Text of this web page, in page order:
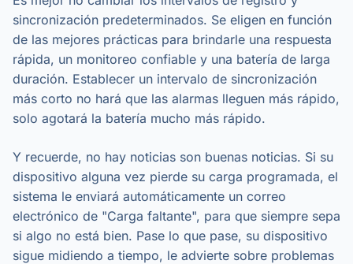
sincronización predeterminados. Se eligen en función
de las mejores prácticas para brindarle una respuesta
rápida, un monitoreo confiable y una batería de larga
duración. Establecer un intervalo de sincronización
más corto no hará que las alarmas lleguen más rápido,
solo agotará la batería mucho más rápido.
Y recuerde, no hay noticias son buenas noticias. Si su
dispositivo alguna vez pierde su carga programada, el
sistema le enviará automáticamente un correo
electrónico de "Carga faltante", para que siempre sepa
si algo no está bien. Pase lo que pase, su dispositivo
sigue midiendo a tiempo, le advierte sobre problemas